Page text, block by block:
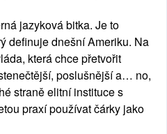
jazyková bitka. Je to
definuje dnešní Ameriku. Na
která chce přetvořit
poslušnější a… no,
straně elitní instituce s
praxí používat čárky jako